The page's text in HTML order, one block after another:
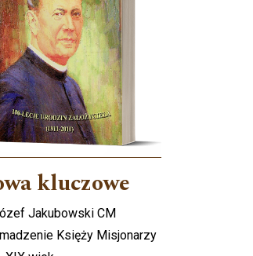
kluczowe
Jakubowski CM
Księży Misjonarzy